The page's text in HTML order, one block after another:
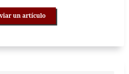
un artículo